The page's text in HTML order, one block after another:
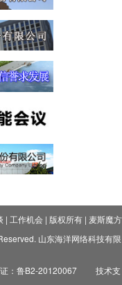
| 工作机会| 版权所有| 麦斯魔方
山东海洋网络科技有限
：鲁B2-20120067
技术支